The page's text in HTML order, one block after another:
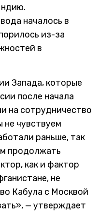
началось в
из-за
в
Запада, которые
после начала
на сотрудничество
не чувствуем
раньше, так
продолжать
как и фактор
не
Кабула с Москвой
— утверждает